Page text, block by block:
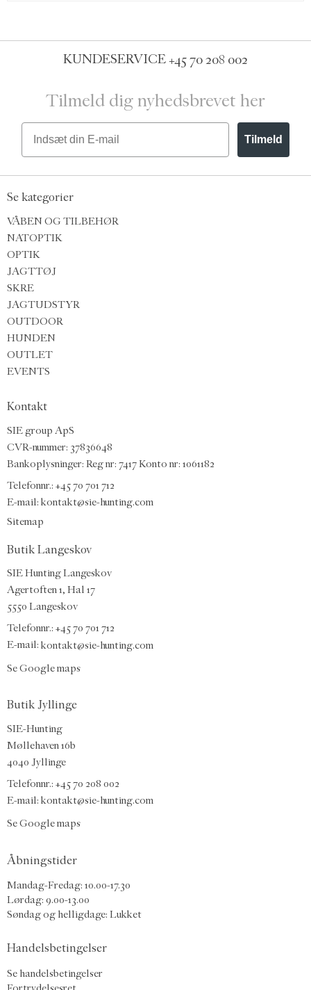
KUNDESERVICE+45 70 208 002
Tilmeld dig nyhedsbrevet her
Email
Tilmeld
Se kategorier
VÅBEN OG TILBEHØR
NATOPTIK
OPTIK
JAGTTØJ
SKRE
JAGTUDSTYR
OUTDOOR
HUNDEN
OUTLET
EVENTS
Kontakt
SIE group ApS
CVR-nummer: 37836648
Bankoplysninger: Reg nr: 7417 Konto nr: 1061182
Telefonnr.: +45 70 701 712
E-mail: kontakt@sie-hunting.com
Sitemap
Butik Langeskov
SIE Hunting Langeskov
Agertoften 1, Hal 17
5550 Langeskov
Telefonnr.: +45 70 701 712
E-mail: kontakt@sie-hunting.com
Se Google maps
Butik Jyllinge
SIE-Hunting
Møllehaven 16b
4040 Jyllinge
Telefonnr.: +45 70 208 002
E-mail: kontakt@sie-hunting.com
Se Google maps
Åbningstider
Mandag-Fredag: 10.00-17.30
Lørdag: 9.00-13.00
Søndag og helligdage: Lukket
Handelsbetingelser
Se handelsbetingelser